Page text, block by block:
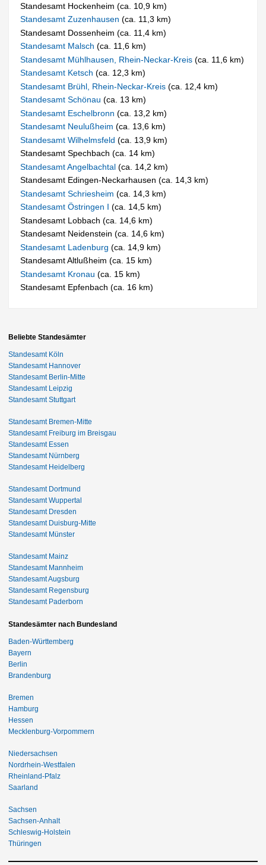
Standesamt Hockenheim (ca. 10,9 km)
Standesamt Zuzenhausen(ca. 11,3 km)
Standesamt Dossenheim (ca. 11,4 km)
Standesamt Malsch(ca. 11,6 km)
Standesamt Mühlhausen, Rhein-Neckar-Kreis(ca. 11,6 km)
Standesamt Ketsch(ca. 12,3 km)
Standesamt Brühl, Rhein-Neckar-Kreis(ca. 12,4 km)
Standesamt Schönau(ca. 13 km)
Standesamt Eschelbronn(ca. 13,2 km)
Standesamt Neulußheim(ca. 13,6 km)
Standesamt Wilhelmsfeld(ca. 13,9 km)
Standesamt Spechbach (ca. 14 km)
Standesamt Angelbachtal(ca. 14,2 km)
Standesamt Edingen-Neckarhausen (ca. 14,3 km)
Standesamt Schriesheim(ca. 14,3 km)
Standesamt Östringen I(ca. 14,5 km)
Standesamt Lobbach (ca. 14,6 km)
Standesamt Neidenstein (ca. 14,6 km)
Standesamt Ladenburg(ca. 14,9 km)
Standesamt Altlußheim (ca. 15 km)
Standesamt Kronau(ca. 15 km)
Standesamt Epfenbach (ca. 16 km)
Beliebte Standesämter
Standesamt Köln
Standesamt Hannover
Standesamt Berlin-Mitte
Standesamt Leipzig
Standesamt Stuttgart
Standesamt Bremen-Mitte
Standesamt Freiburg im Breisgau
Standesamt Essen
Standesamt Nürnberg
Standesamt Heidelberg
Standesamt Dortmund
Standesamt Wuppertal
Standesamt Dresden
Standesamt Duisburg-Mitte
Standesamt Münster
Standesamt Mainz
Standesamt Mannheim
Standesamt Augsburg
Standesamt Regensburg
Standesamt Paderborn
Standesämter nach Bundesland
Baden-Württemberg
Bayern
Berlin
Brandenburg
Bremen
Hamburg
Hessen
Mecklenburg-Vorpommern
Niedersachsen
Nordrhein-Westfalen
Rheinland-Pfalz
Saarland
Sachsen
Sachsen-Anhalt
Schleswig-Holstein
Thüringen